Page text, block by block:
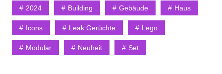
2024 Building Gebäude Haus
Icons Leak.gerüchte Lego
Modular Neuheit Set